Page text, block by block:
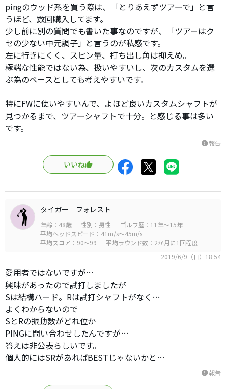
pingのウッド系を買う際は、「とりあえずツアーで」と言
うほど、数回購入してます。
少し前に別の質問でも書いた事なのですが、「ツアーはク
セの少ない中元調子」と言うのが私感です。
左に行きにくく、スピン量、打ち出し角は抑えめ。
極端な性能ではない為、扱いやすいし、次のカスタムを選
ぶ為のベースとしても考えやすいです。
特にFWに使いやすいんで、よほど良いカスタムシャフトが
見つかるまで、ツアーシャフトで十分。と感じる事は多い
です。
report報告
いいね
タイガー フォレスト
年齢：48歳 性別：男性
ゴルフ歴：11年～15年
平均ヘッドスピード：41m/s～45m/s
平均スコア：90～99
平均ラウンド数：2か月に1回程度
2019/6/9（日）18:54
愛用者ではないですが…
興味があったので試打しましたが
Sは結構ハード。Rは試打シャフトがなく…
よくわからないので
SとRの振動数がどれ位か
PINGに問い合わせしたんですが…
答えは非公表らしいです。
個人的にはSRがあればBESTじゃないかと…
report報告